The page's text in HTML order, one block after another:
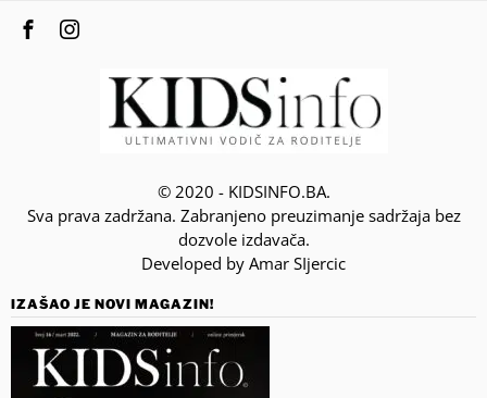
© 2020 - KIDSINFO.BA.
Sva prava zadržana. Zabranjeno preuzimanje sadržaja bez
dozvole izdavača.
Developed by Amar SIjercic
IZAŠAO JE NOVI MAGAZIN!